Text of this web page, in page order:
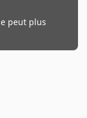
peut plus